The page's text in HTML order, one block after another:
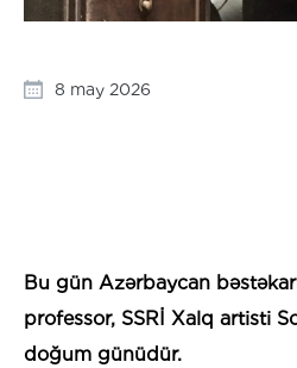
8 may 2026
Bu gün Azərbaycan
professor, SSRİ Xalq artisti
doğum günüdür.